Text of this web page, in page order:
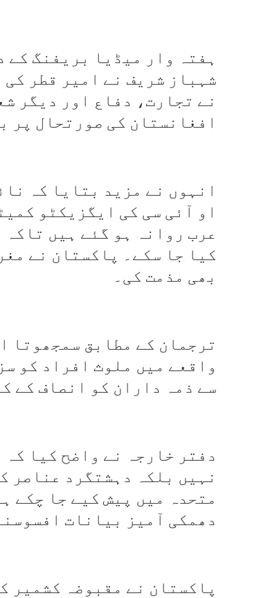
ہفتہ وار میڈیا بریفنگ
شہباز شریف نے امیر قطر
نے تجارت، دفاع اور دیگر
افغانستان کی صورتحال پر
انہوں نے مزید بتایا کہ
او آئی سی کی ایگزیکٹو
عرب روانہ ہو گئے ہیں
کیا جا سکے۔ پاکستان نے
بھی مذمت کی۔
واقعے میں ملوث افراد کو
سے ذمہ داران کو انصاف کے
دفتر خارجہ نے واضح کیا
نہیں بلکہ دہشتگرد عناصر
متحدہ میں پیش کیے جا چکے
دھمکی آمیز بیانات
پاکستان نے مقبوضہ کشمیر